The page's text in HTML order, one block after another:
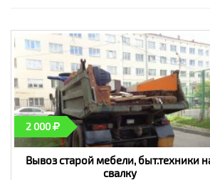
2 000
Вывоз старой мебели, быт.техники
свалку